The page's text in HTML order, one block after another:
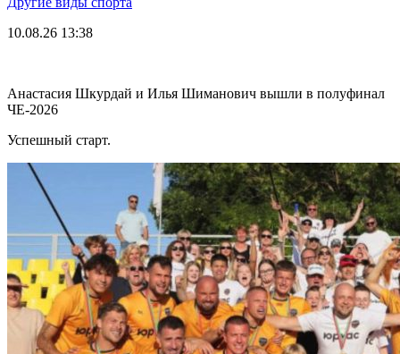
10.08.26 13:38
Анастасия Шкурдай и Илья Шиманович вышли в полуфинал
ЧЕ-2026
Успешный старт.